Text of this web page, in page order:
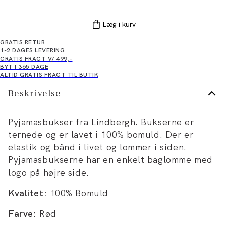
Læg i kurv
GRATIS RETUR
1-2 DAGES LEVERING
GRATIS FRAGT V/ 499,-
BYT I 365 DAGE
ALTID GRATIS FRAGT TIL BUTIK
Beskrivelse
Pyjamasbukser fra Lindbergh. Bukserne er
ternede og er lavet i 100% bomuld. Der er
elastik og bånd i livet og lommer i siden.
Pyjamasbukserne har en enkelt baglomme med
logo på højre side.
Kvalitet: 100% Bomuld
Farve: Rød